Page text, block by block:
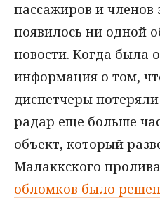
пассажиров и членов
появилось ни одной
новости. Когда была
информация о том,
диспетчеры
радар еще больше
объект, который
Малаккского
обломков было